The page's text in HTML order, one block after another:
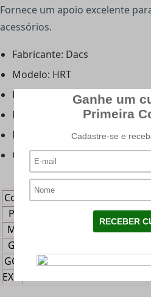
Fornece um apoio excelente
acessórios.
Fabricante: Dacs
Modelo: HRT
Fita: 40mm
Material da fita: Poliamida
Material da fivela: Plástico
Cor: Coyote
Comprimento Total Cinto HRT
P
111cm
M
119cm
G
GG
130cm
EXG